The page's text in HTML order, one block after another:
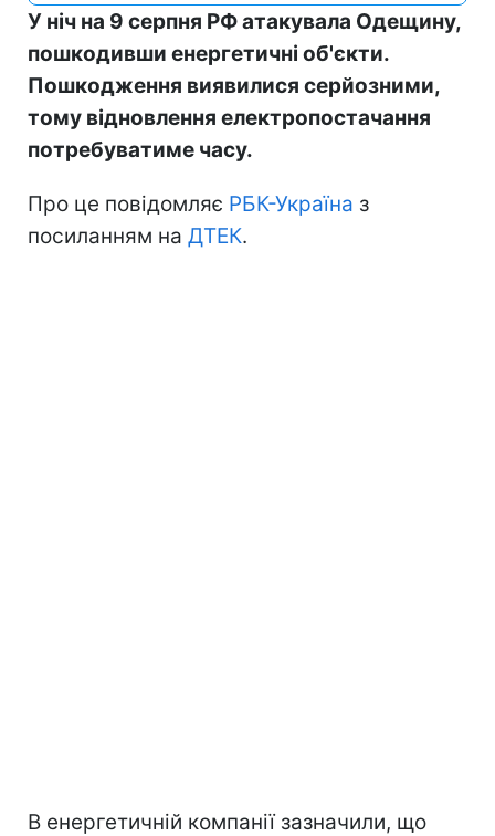
У ніч на 9 серпня РФ атакувала Одещину,
пошкодивши енергетичні об'єкти.
Пошкодження виявилися серйозними,
тому відновлення електропостачання
потребуватиме часу.
Про це повідомляє РБК-Україна з
посиланням на ДТЕК.
В енергетичній компанії зазначили, що